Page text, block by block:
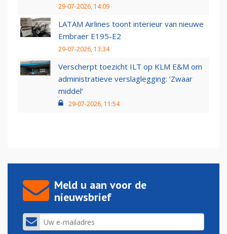
29-07-2026, 14:09
LATAM Airlines toont interieur van nieuwe
Embraer E195-E2
29-07-2026, 13:34
Verscherpt toezicht ILT op KLM E&M om
administratieve verslaglegging: ‘Zwaar
middel’
29-07-2026, 11:54
Meld u aan voor de
nieuwsbrief